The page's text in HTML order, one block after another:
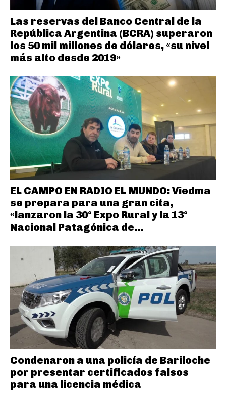
Las reservas del Banco Central de la
República Argentina (BCRA) superaron
los 50 mil millones de dólares, «su nivel
más alto desde 2019»
EL CAMPO EN RADIO EL MUNDO: Viedma
se prepara para una gran cita,
«lanzaron la 30° Expo Rural y la 13°
Nacional Patagónica de...
Condenaron a una policía de Bariloche
por presentar certificados falsos
para una licencia médica